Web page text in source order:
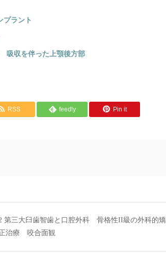
プラント
吸収を伴った上顎後方部
RSS feedly Pin it
第三大臼歯智歯と口腔外科 骨格性II級の外科的矯
治療 咬合面観